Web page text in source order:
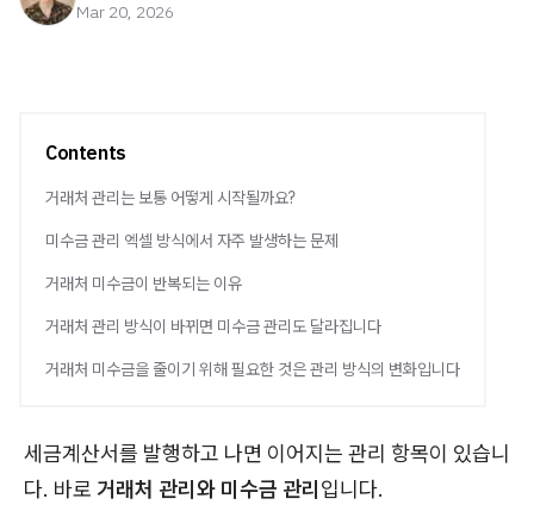
Mar 20, 2026
Contents
거래처 관리는 보통 어떻게 시작될까요?
미수금 관리 엑셀 방식에서 자주 발생하는 문제
거래처 미수금이 반복되는 이유
거래처 관리 방식이 바뀌면 미수금 관리도 달라집니다
거래처 미수금을 줄이기 위해 필요한 것은 관리 방식의 변화입니다
세금계산서를 발행하고 나면 이어지는 관리 항목이 있습니
다. 바로 거래처 관리와 미수금 관리입니다.